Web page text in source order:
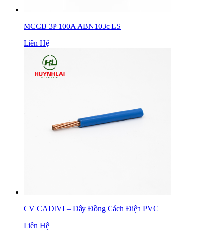
MCCB 3P 100A ABN103c LS
Liên Hệ
CV CADIVI – Dây Đồng Cách Điện PVC
Liên Hệ